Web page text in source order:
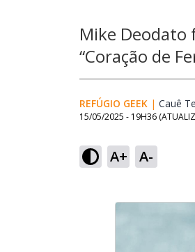
Mike Deodato
“Coração de
REFÚGIO GEEK | Cauê
15/05/2025 - 19H36
A+ A-